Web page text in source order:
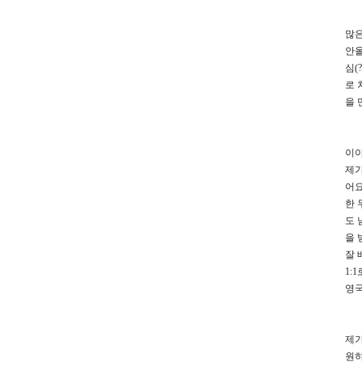
많
안
심
로
을
이
제
어
한
도
을
잘
1:1
영
제
원